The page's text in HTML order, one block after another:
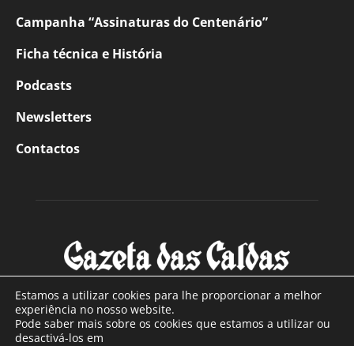
Campanha “Assinaturas do Centenário”
Ficha técnica e História
Podcasts
Newsletters
Contactos
SOBRE NÓS
Estamos a utilizar cookies para lhe proporcionar a melhor
experiência no nosso website.
Pode saber mais sobre os cookies que estamos a utilizar ou
desactivá-los em